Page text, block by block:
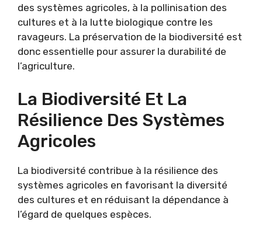
des systèmes agricoles, à la pollinisation des
cultures et à la lutte biologique contre les
ravageurs. La préservation de la biodiversité est
donc essentielle pour assurer la durabilité de
l’agriculture.
La Biodiversité Et La
Résilience Des Systèmes
Agricoles
La biodiversité contribue à la résilience des
systèmes agricoles en favorisant la diversité
des cultures et en réduisant la dépendance à
l’égard de quelques espèces.